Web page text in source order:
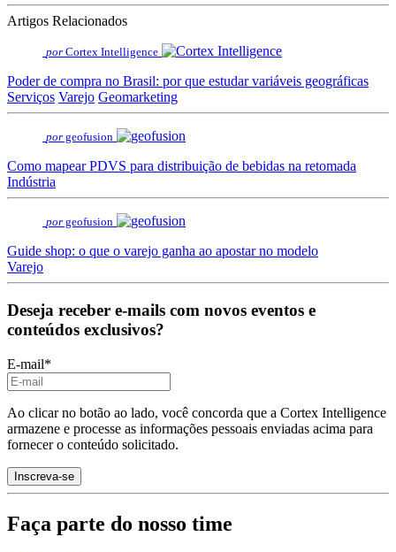
Artigos Relacionados
por Cortex Intelligence
Poder de compra no Brasil: por que estudar variáveis geográficas
Serviços Varejo Geomarketing
por geofusion
Como mapear PDVS para distribuição de bebidas na retomada
Indústria
por geofusion
Guide shop: o que o varejo ganha ao apostar no modelo
Varejo
Deseja receber e-mails com novos eventos e
conteúdos exclusivos?
E-mail*
Ao clicar no botão ao lado, você concorda que a Cortex Intelligence
armazene e processe as informações pessoais enviadas acima para
fornecer o conteúdo solicitado.
Faça parte do nosso time